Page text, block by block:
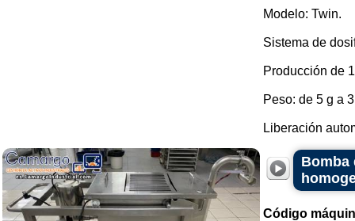
Modelo: Twin.
Sistema de
Producción de
Peso: de 5 g a
Liberación
Bomba
Código